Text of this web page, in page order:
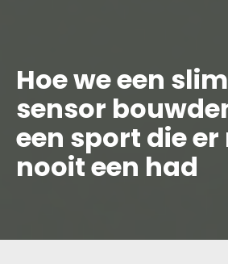
Hoe we een
sensor
een sport die er
nooit een had